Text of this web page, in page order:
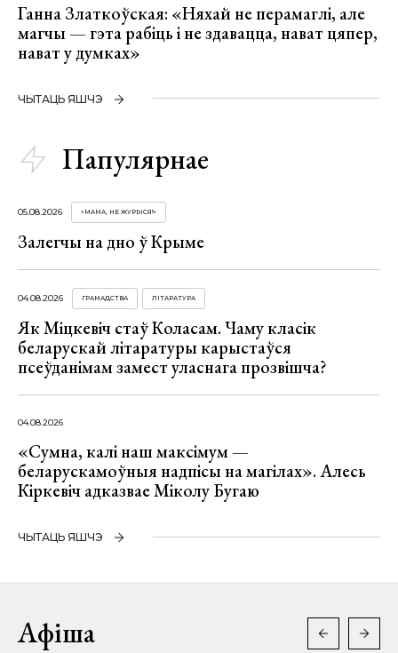
Ганна Златкоўская: «Няхай не перамаглі, але
магчы — гэта рабіць і не здавацца, нават цяпер,
нават у думках»
ЧЫТАЦЬ ЯШЧЭ
Папулярнае
05.08.2026 «МАМА, НЕ ЖУРЫСЯ!»
Залегчы на дно ў Крыме
04.08.2026 ГРАМАДСТВА ЛІТАРАТУРА
Як Міцкевіч стаў Коласам. Чаму класік
беларускай літаратуры карыстаўся
псеўданімам замест уласнага прозвішча?
04.08.2026
«Сумна, калі наш максімум —
беларускамоўныя надпісы на магілах». Алесь
Кіркевіч адказвае Міколу Бугаю
ЧЫТАЦЬ ЯШЧЭ
Афіша